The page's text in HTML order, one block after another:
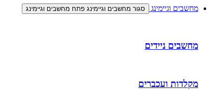
מחשבים וגיימינג סגור מחשבים וגיימינג פתח מחשבים וגיימינג
מחשבים ניידים
מקלדות ועכברים